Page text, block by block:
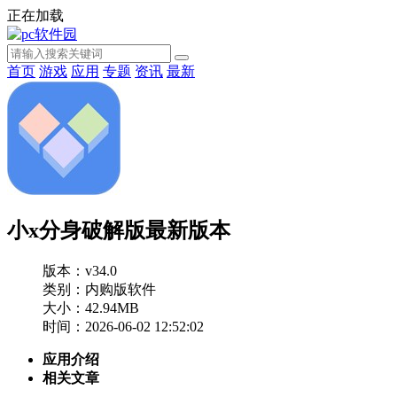
正在加载
首页 游戏 应用 专题 资讯 最新
小x分身破解版最新版本
版本：v34.0
类别：内购版软件
大小：42.94MB
时间：2026-06-02 12:52:02
应用介绍
相关文章